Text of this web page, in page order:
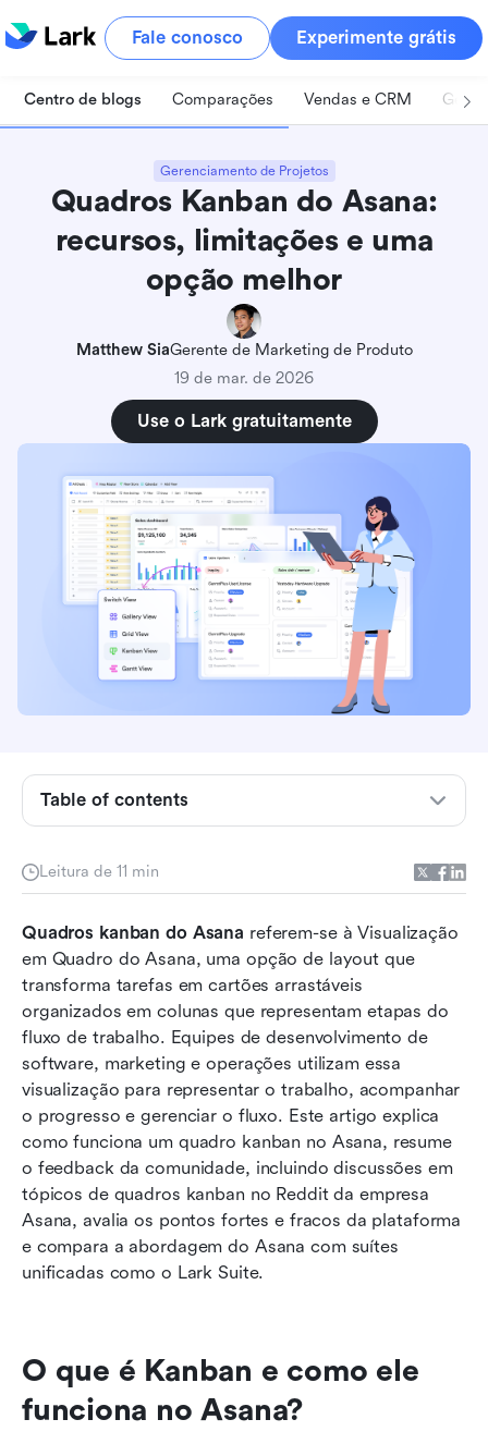
Fale conosco Experimente grátis
Centro de blogs Comparações Vendas e CRM
Gerenciamento de Projetos
Quadros Kanban do Asana:
recursos, limitações e uma
opção melhor
Matthew SiaGerente de Marketing de Produto
19 de mar. de 2026
Use o Lark gratuitamente
Leitura de 11 min
Quadros kanban do Asana referem-se à Visualização
em Quadro do Asana, uma opção de layout que
transforma tarefas em cartões arrastáveis
organizados em colunas que representam etapas do
fluxo de trabalho. Equipes de desenvolvimento de
software, marketing e operações utilizam essa
visualização para representar o trabalho, acompanhar
o progresso e gerenciar o fluxo. Este artigo explica
como funciona um quadro kanban no Asana, resume
o feedback da comunidade, incluindo discussões em
tópicos de quadros kanban no Reddit da empresa
Asana, avalia os pontos fortes e fracos da plataforma
e compara a abordagem do Asana com suítes
unificadas como o Lark Suite.
O que é Kanban e como ele
funciona no Asana?
Table of contents
O que é Kanban e como ele funciona no Asana?
no Asana
Como criar e configurar um quadro kanban no
Asana
Usando quadros kanban do Asana para
diferentes equipes e cenários
Visão geral dos preços do Asana: planos,
custos e o que você recebe
Avaliando o Asana em quadros kanban: pontos
fortes e limitações
Lark: Uma abordagem mais inteligente para
quadros Kanban
Perguntas frequentes
Leitura relacionada